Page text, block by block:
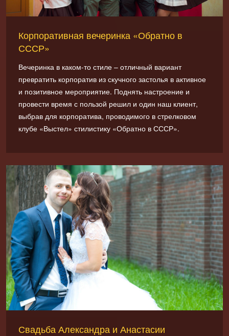
Корпоративная вечеринка «Обратно в
СССР»
Вечеринка в каком-то стиле – отличный вариант
превратить корпоратив из скучного застолья в активное
и позитивное мероприятие. Поднять настроение и
провести время с пользой решил и один наш клиент,
выбрав для корпоратива, проводимого в стрелковом
клубе «Выстел» стилистику «Обратно в СССР».
Свадьба Александра и Анастасии